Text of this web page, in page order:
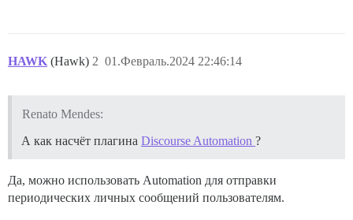
HAWK (Hawk) 01.Февраль.2024 22:46:14
2
Renato Mendes:
А как насчёт плагина Discourse Automation ?
Да, можно использовать Automation для отправки
периодических личных сообщений пользователям.